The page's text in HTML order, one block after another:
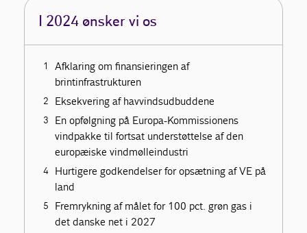
I 2024 ønsker vi os
Afklaring om finansieringen af
brintinfrastrukturen
Eksekvering af havvindsudbuddene
En opfølgning på Europa-Kommissionens
vindpakke til fortsat understøttelse af den
europæiske vindmølleindustri
Hurtigere godkendelser for opsætning af VE på
land
Fremrykning af målet for 100 pct. grøn gas i
det danske net i 2027